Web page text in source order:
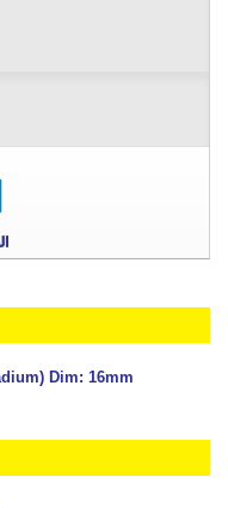
Dim: 16mm